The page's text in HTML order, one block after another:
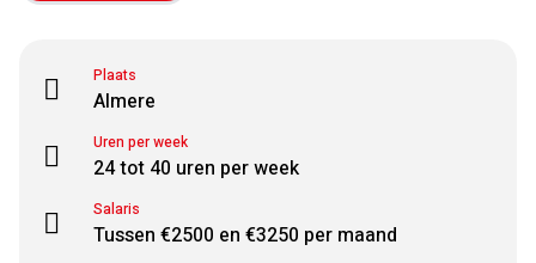
Plaats
Almere
Uren per week
24 tot 40 uren per week
Salaris
Tussen €2500 en €3250 per maand